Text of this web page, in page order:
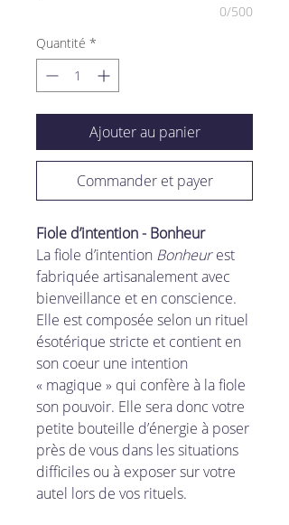
0/500
Quantité *
Ajouter au panier
Commander et payer
Fiole d’intention - Bonheur
La fiole d’intention Bonheurest
fabriquée artisanalement avec
bienveillance et en conscience.
Elle est composée selon un rituel
ésotérique stricte et contient en
son coeur une intention
« magique » qui confère à la fiole
son pouvoir. Elle sera donc votre
petite bouteille d’énergie à poser
près de vous dans les situations
difficiles ou à exposer sur votre
autel lors de vos rituels.